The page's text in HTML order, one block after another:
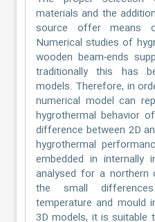
materials and the
source offer means
Numerical studies of
wooden beam-ends
traditionally this has
models. Therefore, in
numerical model can
hygrothermal behavior
difference between 2D
hygrothermal
embedded in internally
analysed for a northern
the small
temperature and mould
3D models, it is suitable